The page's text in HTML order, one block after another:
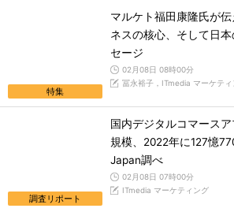
特集
マルケト福田康隆氏が
ネスの核心、そして日
セージ
02月08日 08時00分
冨永裕子，ITmedia マーケティ
調査リポート
国内デジタルコマース
規模、2022年に127憶
Japan調べ
02月08日 07時00分
ITmedia マーケティング